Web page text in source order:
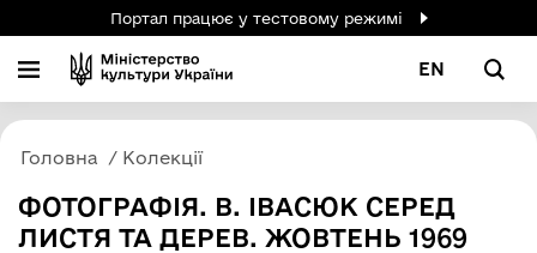
Портал працює у тестовому режимі
EN
Головна Колекції
ФОТОГРАФІЯ. В. ІВАСЮК СЕРЕД
ЛИСТЯ ТА ДЕРЕВ. ЖОВТЕНЬ 1969